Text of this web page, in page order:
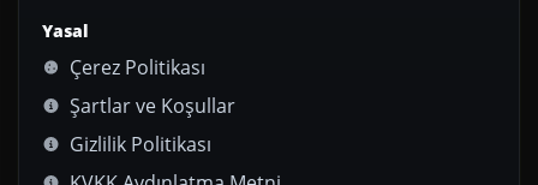
Yasal
Çerez Politikası
Şartlar ve Koşullar
Gizlilik Politikası